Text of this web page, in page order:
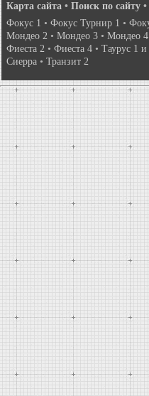
Карта сайта • Поиск по сайту •
Фокус 1 • Фокус Турнир 1 •
Мондео 2 • Мондео 3 • Мондео 4
Фиеста 2 • Фиеста 4 • Таурус 1 и
Сиерра • Транзит 2